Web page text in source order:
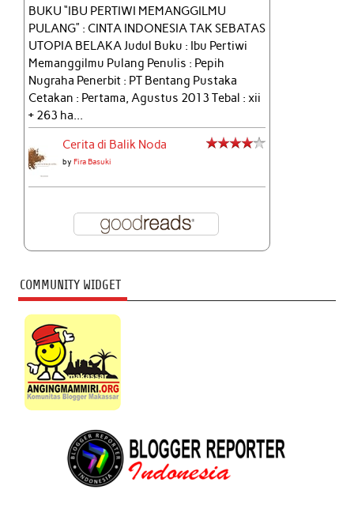
BUKU “IBU PERTIWI MEMANGGILMU
PULANG” : CINTA INDONESIA TAK SEBATAS
UTOPIA BELAKA Judul Buku : Ibu Pertiwi
Memanggilmu Pulang Penulis : Pepih
Nugraha Penerbit : PT Bentang Pustaka
Cetakan : Pertama, Agustus 2013 Tebal : xii
+ 263 ha...
Cerita di Balik Noda
byFira Basuki
COMMUNITY WIDGET